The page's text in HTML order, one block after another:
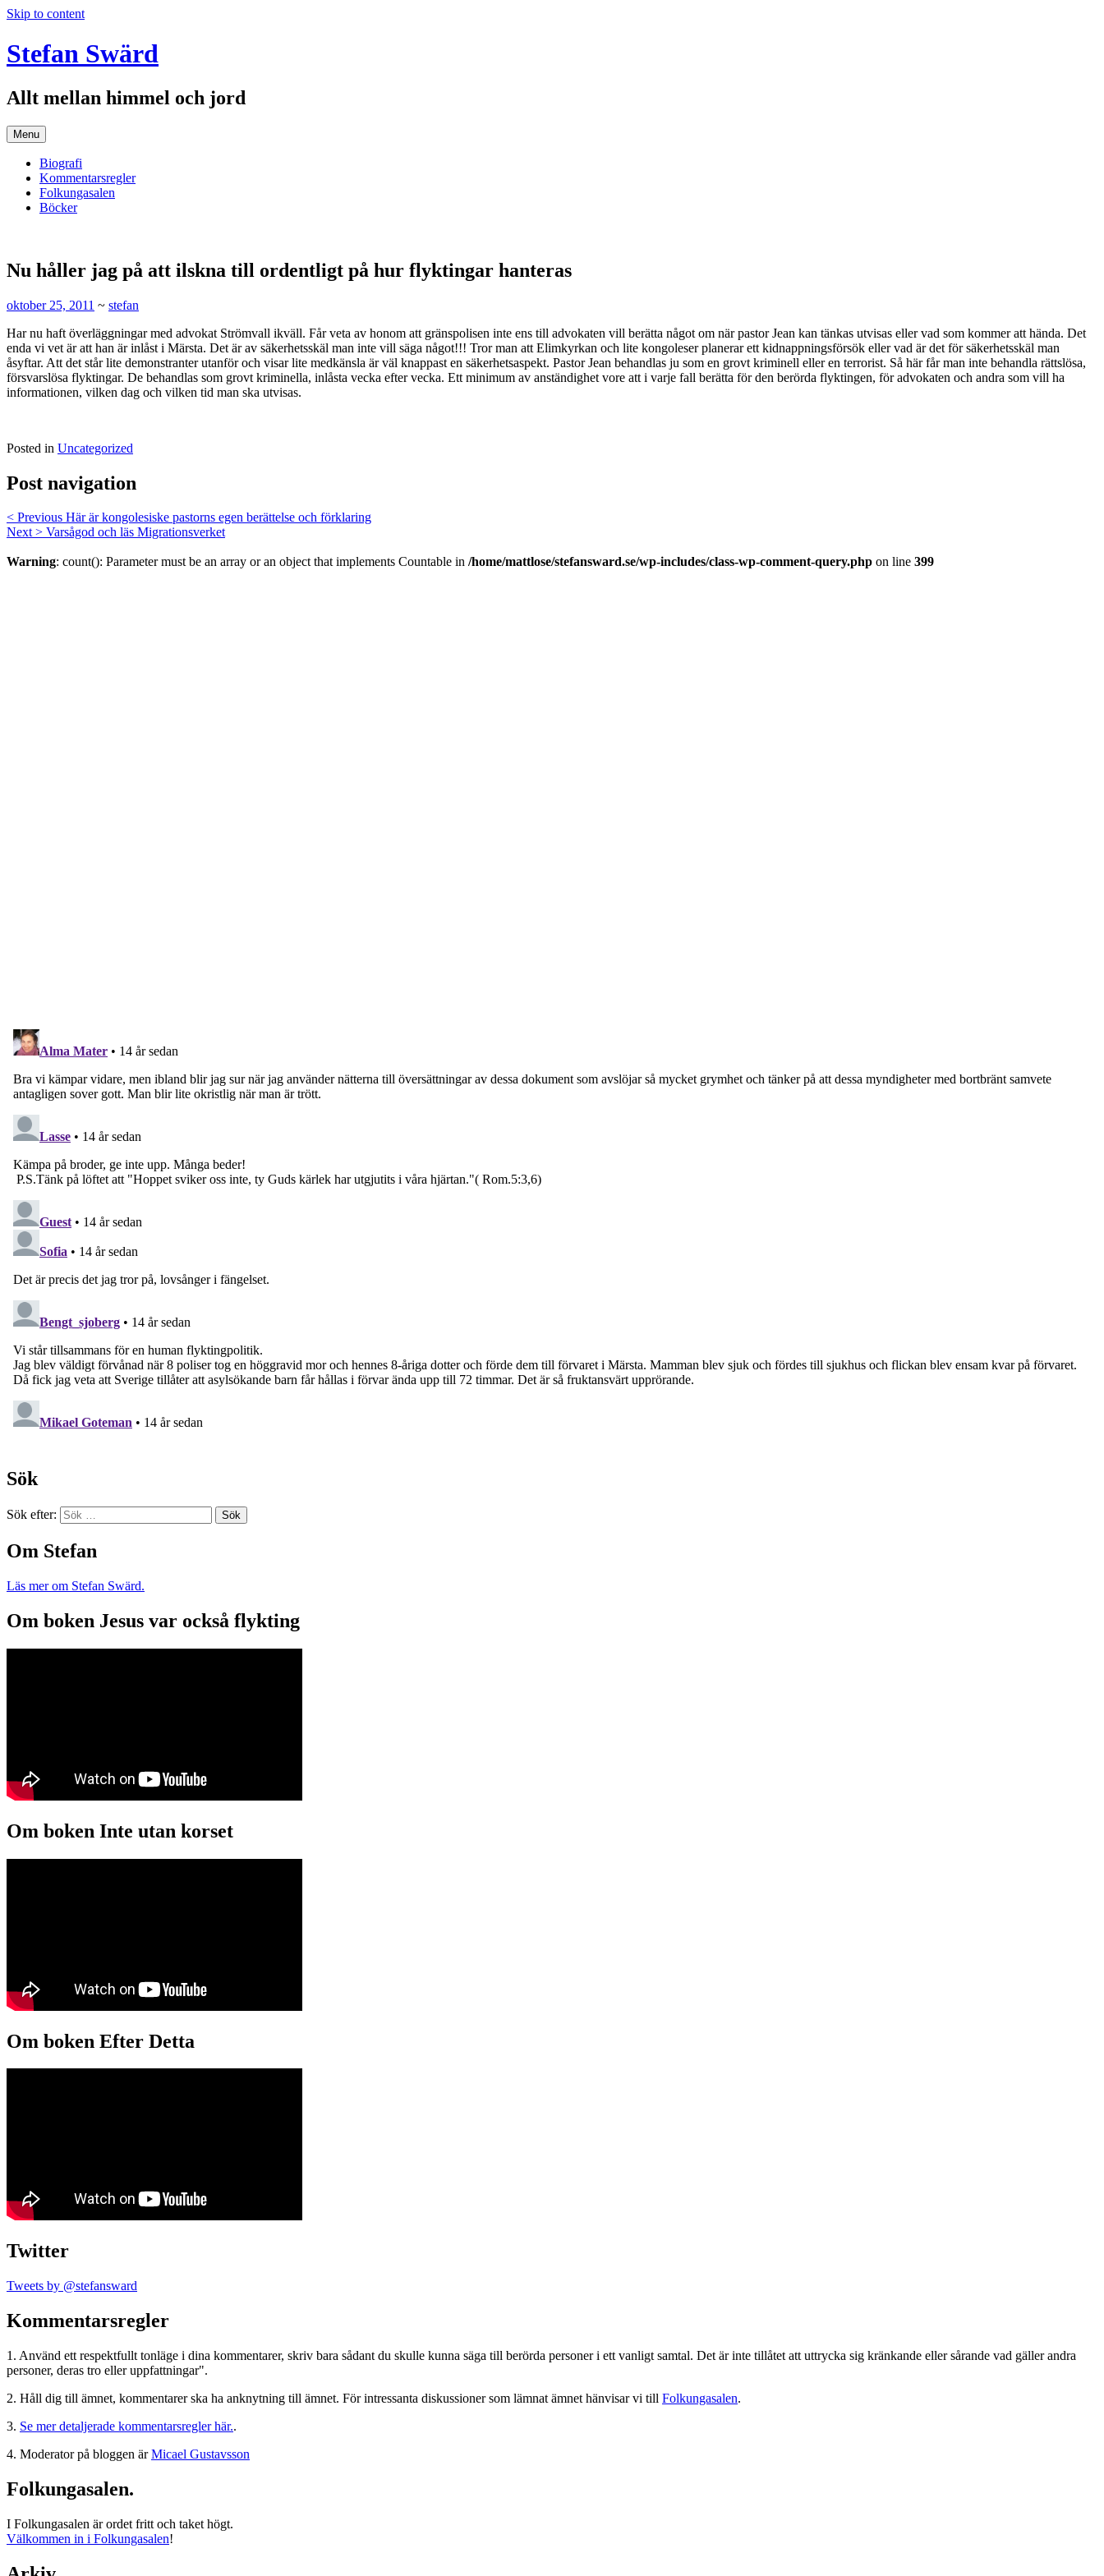
Skip to content
Stefan Swärd
Allt mellan himmel och jord
Menu
Biografi
Kommentarsregler
Folkungasalen
Böcker
Nu håller jag på att ilskna till ordentligt på hur flyktingar hanteras
oktober 25, 2011 ~ stefan
Har nu haft överläggningar med advokat Strömvall ikväll. Får veta av honom att gränspolisen inte ens till advokaten vill berätta något om när pastor Jean kan tänkas utvisas eller vad som kommer att hända. Det
enda vi vet är att han är inlåst i Märsta. Det är av säkerhetsskäl man inte vill säga något!!! Tror man att Elimkyrkan och lite kongoleser planerar ett kidnappningsförsök eller vad är det för säkerhetsskäl man
åsyftar. Att det står lite demonstranter utanför och visar lite medkänsla är väl knappast en säkerhetsaspekt. Pastor Jean behandlas ju som en grovt kriminell eller en terrorist. Så här får man inte behandla rättslösa,
försvarslösa flyktingar. De behandlas som grovt kriminella, inlåsta vecka efter vecka. Ett minimum av anständighet vore att i varje fall berätta för den berörda flyktingen, för advokaten och andra som vill ha
informationen, vilken dag och vilken tid man ska utvisas.
Posted in Uncategorized
Post navigation
< Previous Här är kongolesiske pastorns egen berättelse och förklaring
Next > Varsågod och läs Migrationsverket
Warning: count(): Parameter must be an array or an object that implements Countable in /home/mattlose/stefansward.se/wp-includes/class-wp-comment-query.php on line 399
Sök
Sök efter:
Om Stefan
Läs mer om Stefan Swärd.
Om boken Jesus var också flykting
Om boken Inte utan korset
Om boken Efter Detta
Twitter
Tweets by @stefansward
Kommentarsregler
1. Använd ett respektfullt tonläge i dina kommentarer, skriv bara sådant du skulle kunna säga till berörda personer i ett vanligt samtal. Det är inte tillåtet att uttrycka sig kränkande eller sårande vad gäller andra
personer, deras tro eller uppfattningar".
2. Håll dig till ämnet, kommentarer ska ha anknytning till ämnet. För intressanta diskussioner som lämnat ämnet hänvisar vi till Folkungasalen.
3. Se mer detaljerade kommentarsregler här..
4. Moderator på bloggen ärMicael Gustavsson
Folkungasalen.
I Folkungasalen är ordet fritt och taket högt.
Välkommen in i Folkungasalen!